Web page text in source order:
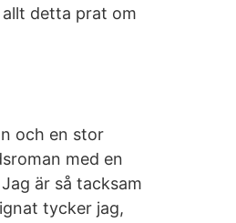
detta prat om
och en stor
med en
är så tacksam
tycker jag,